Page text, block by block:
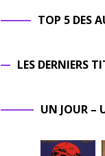
TOP 5 DES
LES DERNIERS
UN JOUR –